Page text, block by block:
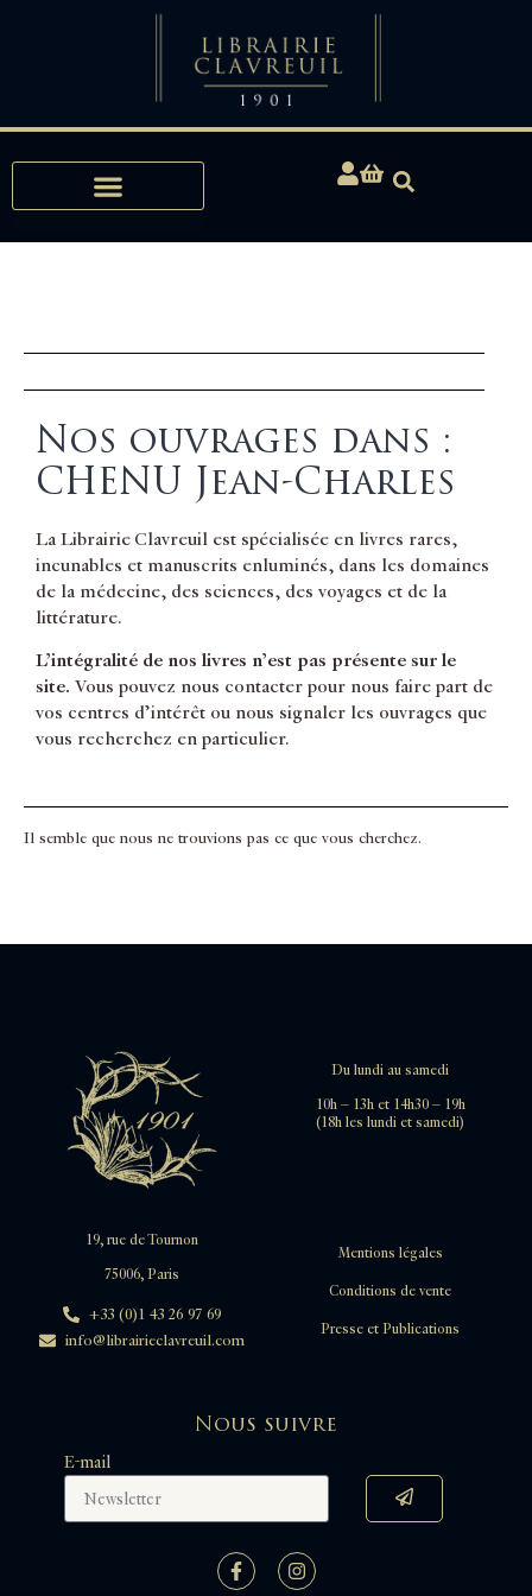
Nos ouvrages dans :
CHENU Jean-Charles
La Librairie Clavreuil est spécialisée en livres rares,
incunables et manuscrits enluminés, dans les domaines
de la médecine, des sciences, des voyages et de la
littérature.
L’intégralité de nos livres n’est pas présente sur le
site. Vous pouvez nous contacter pour nous faire part de
vos centres d’intérêt ou nous signaler les ouvrages que
vous recherchez en particulier.
Il semble que nous ne trouvions pas ce que vous cherchez.
Du lundi au samedi
10h – 13h et 14h30 – 19h
(18h les lundi et samedi)
19, rue de Tournon
75006, Paris
+33 (0)1 43 26 97 69
info@librairieclavreuil.com
Mentions légales
Conditions de vente
Presse et Publications
Nous suivre
E-mail